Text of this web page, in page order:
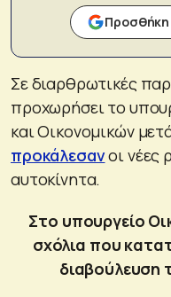
Σε διαρθρωτικές
προχωρήσει το
και Οικονομικών
προκάλεσανοι νέες
αυτοκίνητα.
Στο υπουργείο
σχόλια που
διαβούλευση